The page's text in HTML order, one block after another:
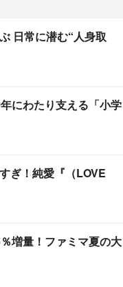
日常に潜む“人身取
にわたり支える「小学
ぎ！純愛『（LOVE
増量！ファミマ夏の大